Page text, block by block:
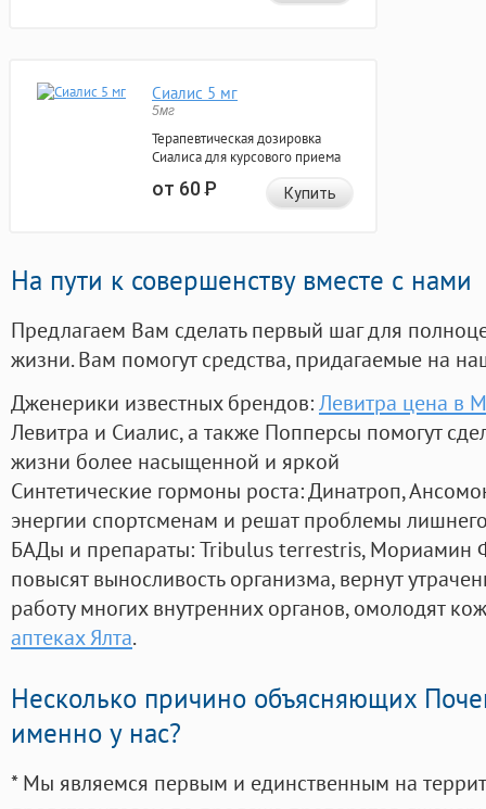
Сиалис 5 мг
5мг
Терапевтическая дозировка
Сиалиса для курсового приема
от 60Р Купить
На пути к совершенству вместе с нами
Предлагаем Вам сделать первый шаг для
жизни. Вам помогут средства, придагаемые на
Дженерики известных брендов:Левитра цена в
Левитра и Сиалис, а также Попперсы помогут
жизни более насыщенной и яркой
Синтетические гормоны роста: Динатроп,
энергии спортсменам и решат проблемы
БАДы и препараты:Tribulus terrestris, Мориамин
повысят выносливость организма, вернут
работу многих внутренних органов, омолодят
аптеках Ялта.
Несколько причино объясняющих
именно у нас?
* Мы являемся первым и единственным на